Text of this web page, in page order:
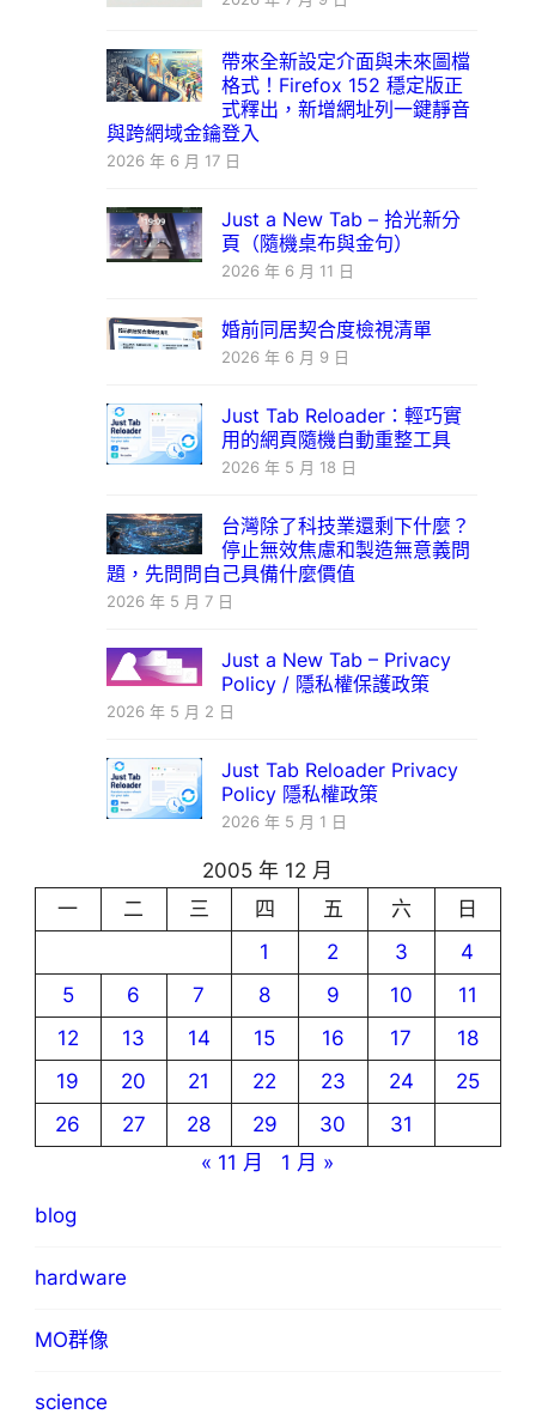
帶來全新設定介面與未來圖檔
格式！Firefox 152 穩定版正
式釋出，新增網址列一鍵靜音
與跨網域金鑰登入
2026 年 6 月 17 日
Just a New Tab – 拾光新分
頁（隨機桌布與金句）
2026 年 6 月 11 日
婚前同居契合度檢視清單
2026 年 6 月 9 日
Just Tab Reloader：輕巧實
用的網頁隨機自動重整工具
2026 年 5 月 18 日
台灣除了科技業還剩下什麼？
停止無效焦慮和製造無意義問
題，先問問自己具備什麼價值
2026 年 5 月 7 日
Just a New Tab – Privacy
Policy / 隱私權保護政策
2026 年 5 月 2 日
Just Tab Reloader Privacy
Policy 隱私權政策
2026 年 5 月 1 日
2005 年 12 月
一
二 三 四 五 六
日
1
2 3
4
5
6 7 8 9 10
11
12
13 14 15 16 17
18
19
20 21 22 23 24
25
26
27 28 29 30
31
« 11 月
1 月 »
blog
hardware
MO群像
science